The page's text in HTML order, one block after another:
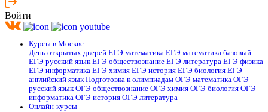
Войти
Курсы в Москве
День открытых дверей ЕГЭ математика ЕГЭ математика базовый
ЕГЭ русский язык ЕГЭ обществознание ЕГЭ литература ЕГЭ физика
ЕГЭ информатика ЕГЭ химия ЕГЭ история ЕГЭ биология ЕГЭ
английский язык Подготовка к олимпиадам ОГЭ математика ОГЭ
русский язык ОГЭ обществознание ОГЭ химия ОГЭ биология ОГЭ
информатика ОГЭ история ОГЭ литература
Онлайн-курсы